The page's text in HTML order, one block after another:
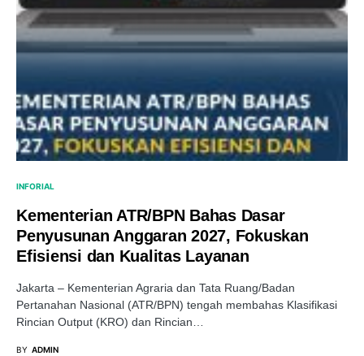
INFORIAL
Kementerian ATR/BPN Bahas Dasar
Penyusunan Anggaran 2027, Fokuskan
Efisiensi dan Kualitas Layanan
Jakarta – Kementerian Agraria dan Tata Ruang/Badan
Pertanahan Nasional (ATR/BPN) tengah membahas Klasifikasi
Rincian Output (KRO) dan Rincian…
BY ADMIN